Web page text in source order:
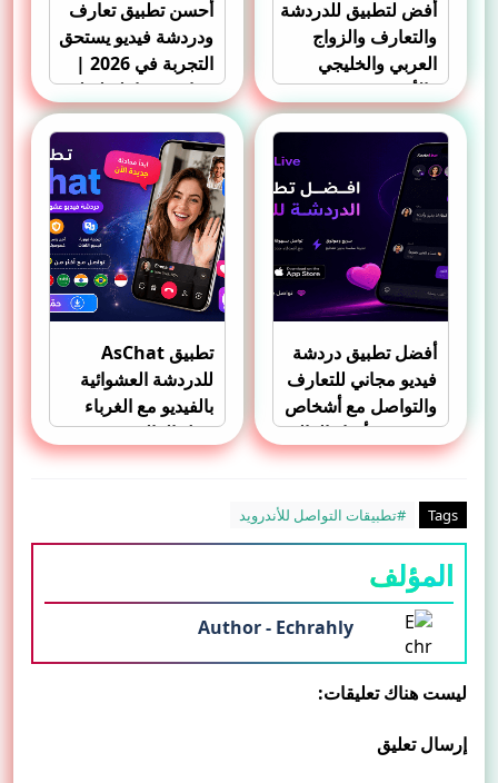
أفض لتطبيق للدردشة
والتعارف والزواج
العربي والخليجي
والأجنبي
أحسن تطبيق تعارف
ودردشة فيديو يستحق
التجربة في 2026 |
مراجعة شاملة لتطبيق
Angoor Live Chat
أفضل تطبيق دردشة
فيديو مجاني للتعارف
والتواصل مع أشخاص
من جميع أنحاء العالم
تطبيق SodoLive
تطبيق AsChat
للدردشة العشوائية
بالفيديو مع الغرباء
حول العالم
Tags #تطبيقات التواصل للأندرويد
المؤلف
Author - Echrahly
ليست هناك تعليقات:
إرسال تعليق